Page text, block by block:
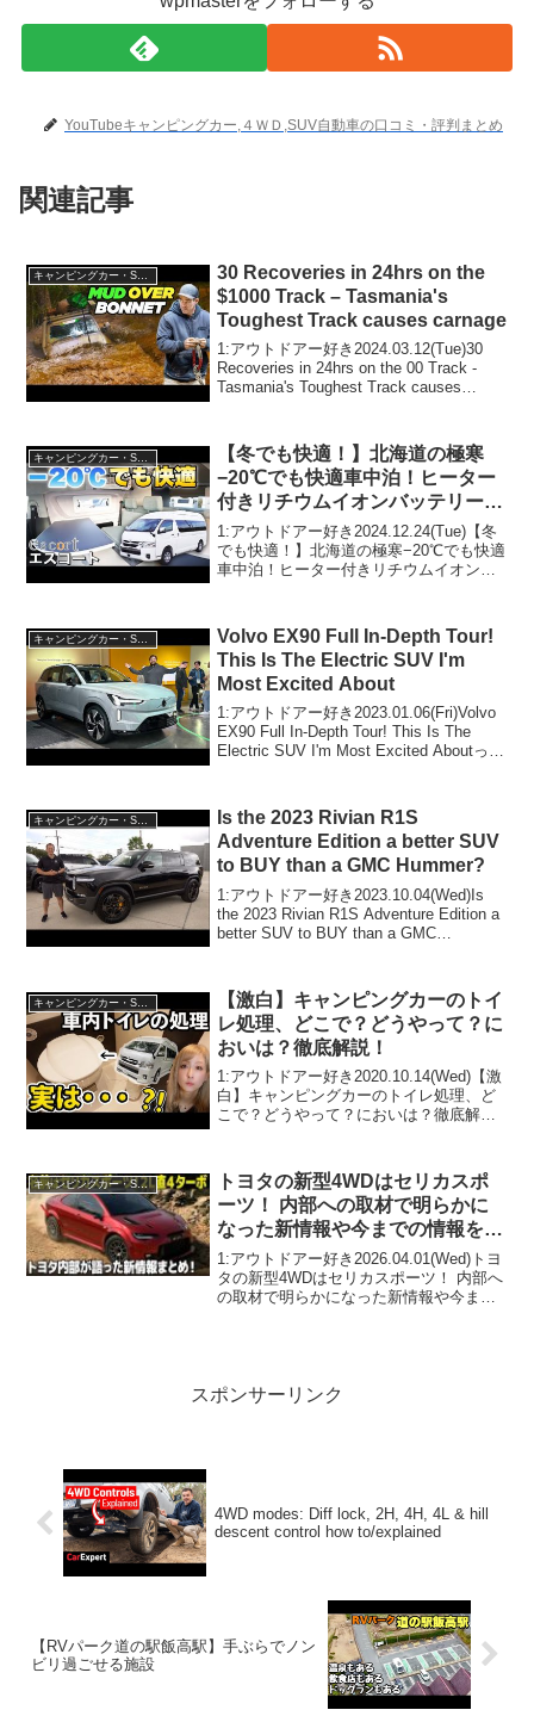
YouTubeキャンピングカー,４ＷＤ,SUV自動車の口コミ・評判まとめ
関連記事
キャンピングカー・SUV人気車種
30 Recoveries in 24hrs on the
$1000 Track – Tasmania's
Toughest Track causes carnage
1:アウトドアー好き2024.03.12(Tue)30
Recoveries in 24hrs on the 00 Track -
Tasmania's Toughest Track causes
【冬でも快適！】北海道の極寒
−20℃でも快適車中泊！ヒーター
付きリチウムイオンバッテリー搭
載のバンコンを徹底レビュー【エ
スコート】
1:アウトドアー好き2024.12.24(Tue)【冬
でも快適！】北海道の極寒−20℃でも快適
車中泊！ヒーター付きリチウムイオンバ
ぞ、見逃さないで！！2:アウトドアー好
き...
Volvo EX90 Full In-Depth Tour!
This Is The Electric SUV I'm
Most Excited About
1:アウトドアー好き2023.01.06(Fri)Volvo
EX90 Full In-Depth Tour! This Is The
Electric SUV I'm Most Excited Aboutって
キャンピングカー・SUV人気車種
Is the 2023 Rivian R1S
Adventure Edition a better SUV
to BUY than a GMC Hummer?
1:アウトドアー好き2023.10.04(Wed)Is
the 2023 Rivian R1S Adventure Edition a
better SUV to BUY than a GMC
【激白】キャンピングカーのトイ
レ処理、どこで？どうやって？に
おいは？徹底解説！
1:アウトドアー好き2020.10.14(Wed)【激
白】キャンピングカーのトイレ処理、ど
こで？どうやって？においは？徹底解
2020.10.14(Wed)この動画は注目です！
3...
キャンピングカー・SUV人気車種
トヨタの新型4WDはセリカスポ
ーツ！ 内部への取材で明らかに
なった新情報や今までの情報をサ
クッとまとめます。 [GRセリカ
WRC27]
1:アウトドアー好き2026.04.01(Wed)トヨ
タの新型4WDはセリカスポーツ！ 内部へ
の取材で明らかになった新情報や今まで
スポンサーリンク
4WD modes: Diff lock, 2H, 4H, 4L & hill
descent control how to/explained
【RVパーク道の駅飯高駅】手ぶらでノン
ビリ過ごせる施設